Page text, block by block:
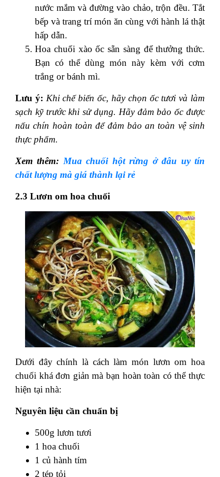
nước mắm và đường vào chảo, trộn đều. Tắt
bếp và trang trí món ăn cùng với hành lá thật
hấp dẫn.
Hoa chuối xào ốc sẵn sàng để thưởng thức.
Bạn có thể dùng món này kèm với cơm
trắng or bánh mì.
Lưu ý: Khi chế biến ốc, hãy chọn ốc tươi và làm
sạch kỹ trước khi sử dụng. Hãy đảm bảo ốc được
nấu chín hoàn toàn để đảm bảo an toàn vệ sinh
thực phẩm.
Xem thêm: Mua chuối hột rừng ở đâu uy tín
chất lượng mà giá thành lại rẻ
2.3 Lươn om hoa chuối
Dưới đây chính là cách làm món lươn om hoa
chuối khá đơn giản mà bạn hoàn toàn có thể thực
hiện tại nhà:
Nguyên liệu cần chuẩn bị
500g lươn tươi
1 hoa chuối
1 củ hành tím
2 tép tỏi